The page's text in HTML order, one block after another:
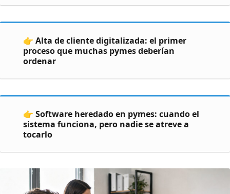
👉 Alta de cliente digitalizada: el primer
proceso que muchas pymes deberían
ordenar
👉 Software heredado en pymes: cuando el
sistema funciona, pero nadie se atreve a
tocarlo